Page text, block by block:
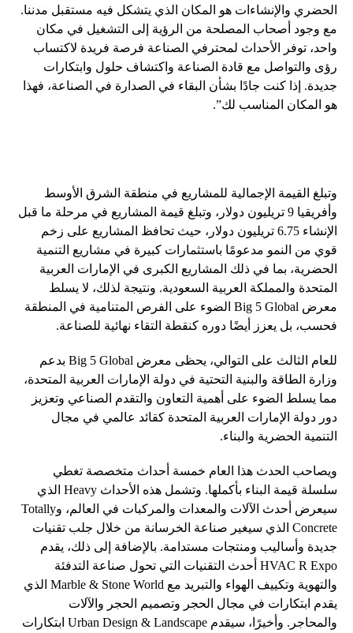
الحضري والإنشاءات هو المكان الذي يتشكل فيه مستقبل مدننا.
مع وجود أصحاب المصلحة من الرؤية إلى التشغيل في مكان
واحد، توفر الأحداث لمحترفي الصناعة فرصة فريدة لاكتساب
رؤى والتواصل مع قادة الصناعة واكتشاف حلول وابتكارات
جديدة. إذا كنت جادًا بشأن البقاء في الصدارة في الصناعة، فهذا
هو المكان المناسب لك”.
وتبلغ القيمة الإجمالية للمشاريع في منطقة الشرق الأوسط
وأفريقيا 9 تريليون دولار، وتبلغ قيمة المشاريع في مرحلة ما قبل
الإنشاء 6.75 تريليون دولار، حيث تحافظ المشاريع على زخم
قوي من النمو مدعومًا باستثمارات كبيرة في مشاريع التنمية
الحضرية، بما في ذلك المشاريع الكبرى في الإمارات العربية
المتحدة والمملكة العربية السعودية. ونتيجة لذلك، لا يسلط
معرض Big 5 Global الضوء على الفرص المتنامية في المنطقة
فحسب، بل يعزز أيضًا دوره كنقطة التقاء نهائية للصناعة.
للعام الثالث على التوالي، يحظى معرض Big 5 Global بدعم
وزارة الطاقة والبنية التحتية في دولة الإمارات العربية المتحدة،
مما يسلط الضوء على أهمية التعاون والتقدم الصناعي وتعزيز
دور دولة الإمارات العربية المتحدة كقائد عالمي في مجال
التنمية الحضرية والبناء.
ويصاحب الحدث هذا العام خمسة أحداث متخصصة تغطي
سلسلة قيمة البناء بأكملها. وتشمل هذه الأحداث Heavy الذي
سيعرض أحدث الآلات والمعدات والمركبات في العالم، وTotally
Concrete الذي سيغير صناعة الخرسانة من خلال جلب تقنيات
جديدة وأساليب ومنتجات مستدامة. بالإضافة إلى ذلك، يقدم
HVAC R Expo أحدث التقنيات التي تحول صناعة التدفئة
والتهوية وتكييف الهواء والتبريد مع Marble & Stone World الذي
يقدم ابتكارات في مجال الحجر وتصميم الحجر والآلات
والمحاجر. وأخيرًا، سيقدم Urban Design & Landscape ابتكارات